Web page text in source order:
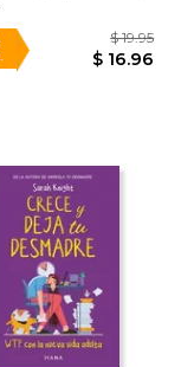
15%
dcto.